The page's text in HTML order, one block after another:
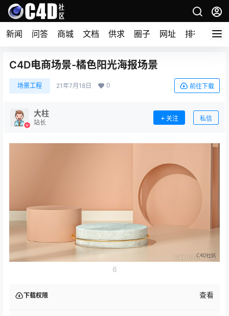
新闻 问答 商城 文档 供求 圈子 网址 排行榜
C4D电商场景-橘色阳光海报场景
场景工程 21年7月18日 0 前往下载
大柱
站长
关注 私信
6
下载权限 查看